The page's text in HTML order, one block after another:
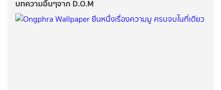
บทความอื่นๆจาก D.O.M